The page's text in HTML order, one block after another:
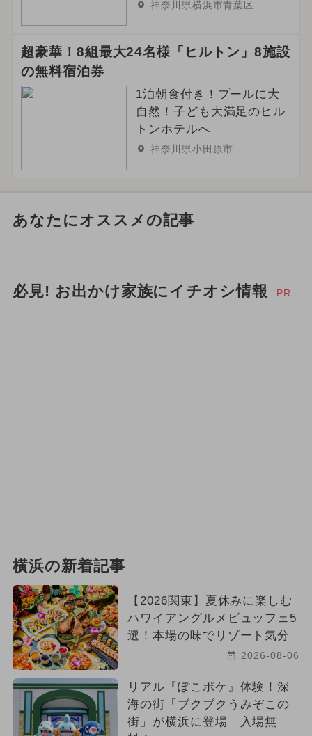
神奈川県横浜市青葉区
超豪華！8組最大24名様「ヒルトン」8施設
の無料宿泊券
1泊朝食付き！プールに大
自然！子ども大満足のヒル
トンホテルへ
神奈川県小田原市
あなたにオススメの記事
必見! お出かけ家族にイチオシ情報 PR
横浜の新着記事
【2026関東】夏休みに楽しむ
ハワイアングルメビュッフェ5
選！本場の味でリゾート気分
2026-08-06
リアル『ぽこポケ』体験！深
海の街「ブクブクうみぞこの
街」が横浜に登場 入場無